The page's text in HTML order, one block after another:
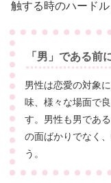
触する時のハードル
「男」である前
男性は恋愛の対象
味、様々な場面で
す。男性も男であ
の面ばかりでなく
う。